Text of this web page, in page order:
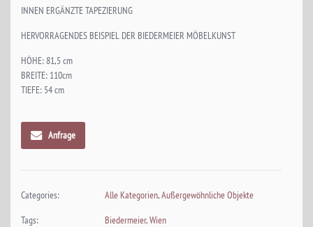
INNEN ERGÄNZTE TAPEZIERUNG
HERVORRAGENDES BEISPIEL DER BIEDERMEIER MÖBELKUNST
HÖHE: 81,5 cm
BREITE: 110cm
TIEFE: 54 cm
Anfrage
Categories: Alle Kategorien,Außergewöhnliche Objekte
Tags:
Biedermeier,Wien